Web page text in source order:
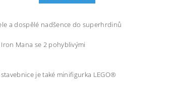
a dospělé nadšence do superhrdinů
Mana se 2 pohyblivými
je také minifigurka LEGO®